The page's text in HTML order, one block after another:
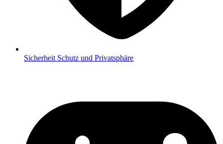
Sicherheit Schutz und Privatsphäre